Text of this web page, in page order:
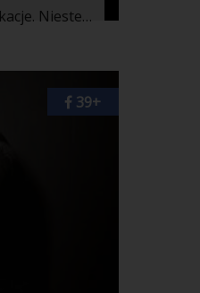
To było gorące lato. Miałam osiem lat, miałam wyjechać z rodzicami na wakacje. Niestety okazało się, że moja mama nie mogła dostać urlopu, w zakładzie, w którym pracowała (był to koniec lat osiemdziesiątych) było mnóstwo roboty. Miałam więc wybrać się nad morze tylko z tatą, naszym fiatem 126p.
39+